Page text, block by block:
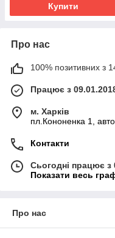
Купити
Про нас
100% позитивних з
Працює з
м. Харків
пл.Кононенка 1,
Контакти
Сьогодні працює з
Показати весь
Про нас